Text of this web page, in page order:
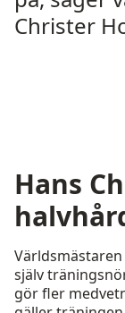
Christer
Hans
själv
gör fler